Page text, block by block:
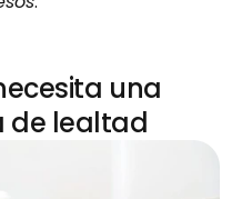
una
de lealtad